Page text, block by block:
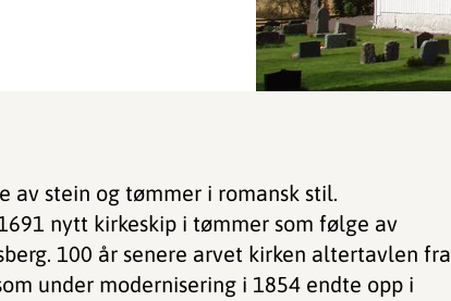
av stein og tømmer i romansk stil.
nytt kirkeskip i tømmer som følge av
100 år senere arvet kirken altertavlen fra
under modernisering i 1854 endte opp i